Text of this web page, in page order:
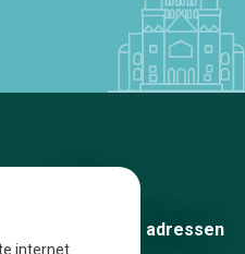
De beste adressen
internet